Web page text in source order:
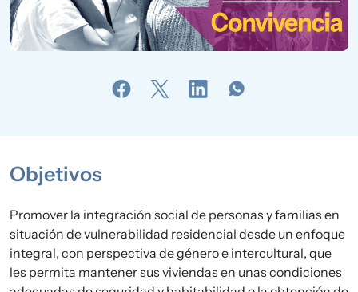
Objetivos
Promover la integración social de personas y familias en
situación de vulnerabilidad residencial desde un enfoque
integral, con perspectiva de género e intercultural, que
les permita mantener sus viviendas en unas condiciones